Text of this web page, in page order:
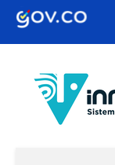
Pasar al contenido